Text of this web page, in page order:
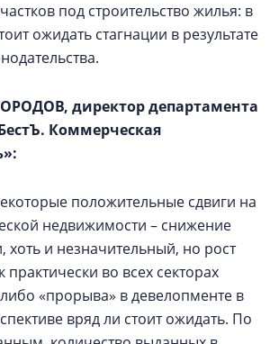
под строительство жилья: в
ожидать стагнации в результате
директор департамента
Коммерческая
положительные сдвиги на
недвижимости – снижение
хоть и незначительный, но рост
практически во всех секторах
«прорыва» в девелопменте в
вряд ли стоит ожидать. По